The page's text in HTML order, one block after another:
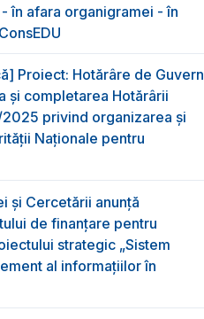
în afara organigramei - în
Proiect: Hotărâre de Guvern
și completarea Hotărârii
2025 privind organizarea şi
Naţionale pentru
și Cercetării anunță
de finanțare pentru
strategic „Sistem
al informațiilor în